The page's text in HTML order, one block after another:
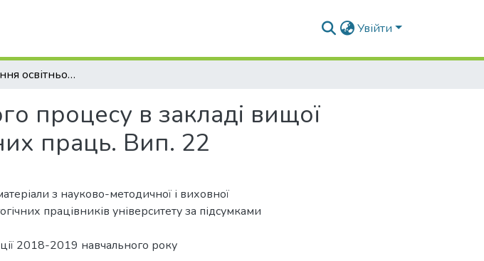
Увійти
Удосконалення освітньо-виховного процесу в закладі вищої освіти: збірник науково-методичних праць. Вип. 22
процесу в закладі вищої
праць. Вип. 22
з науково-методичної і виховної
працівників університету за підсумками
2018-2019 навчального року